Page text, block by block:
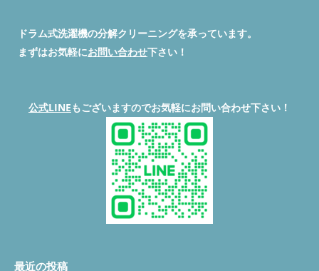
ドラム式洗濯機の分解クリーニングを承っています。
まずはお気軽にお問い合わせ下さい！
公式LINEもございますのでお気軽にお問い合わせ下さい！
最近の投稿